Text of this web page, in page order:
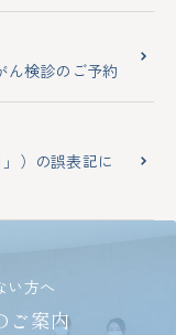
切りました】大阪市職員共済組合 がん検診のご予約
）の誤表記に
い方へ
ご案内